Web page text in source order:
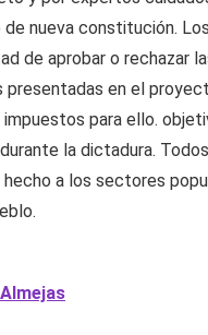
nueva constitución.
de aprobar o rechazar
en el
para ello.
la dictadura.
a los sectores